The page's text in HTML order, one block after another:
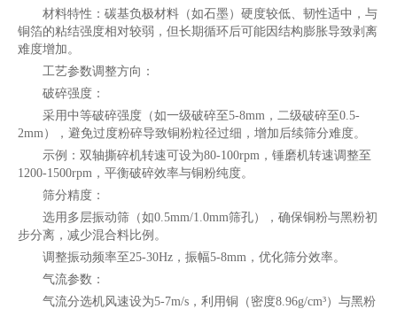
材料特性：碳基负极材料（如石墨）硬度较低、韧性适中，与
铜箔的粘结强度相对较弱，但长期循环后可能因结构膨胀导致剥离
难度增加。
工艺参数调整方向：
破碎强度：
采用中等破碎强度（如一级破碎至5-8mm，二级破碎至0.5-
2mm），避免过度粉碎导致铜粉粒径过细，增加后续筛分难度。
示例：双轴撕碎机转速可设为80-100rpm，锤磨机转速调整至
1200-1500rpm，平衡破碎效率与铜粉纯度。
筛分精度：
选用多层振动筛（如0.5mm/1.0mm筛孔），确保铜粉与黑粉初
步分离，减少混合料比例。
调整振动频率至25-30Hz，振幅5-8mm，优化筛分效率。
气流参数：
气流分选机风速设为5-7m/s，利用铜（密度8.96g/cm³）与黑粉